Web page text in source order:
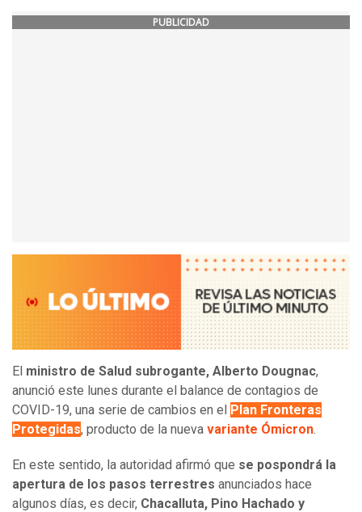
PUBLICIDAD
El ministro de Salud subrogante, Alberto Dougnac,
anunció este lunes durante el balance de contagios de
COVID-19, una serie de cambios en el
Plan Fronteras
Protegidas, producto de la nueva variante Ómicron.
En este sentido, la autoridad afirmó que se pospondrá la
apertura de los pasos terrestres anunciados hace
algunos días, es decir, Chacalluta, Pino Hachado y